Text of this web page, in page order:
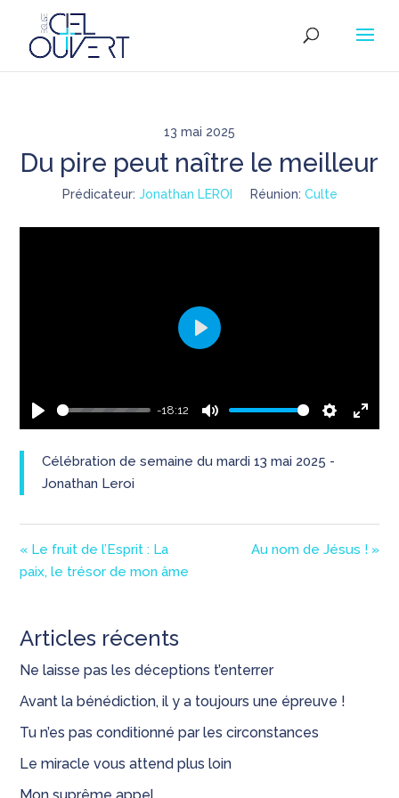
13 mai 2025
Du pire peut naître le meilleur
Prédicateur: Jonathan LEROI Réunion: Culte
Play
-18:12
Mute Settings
Enter
Play
Célébration de semaine du mardi 13 mai 2025 -
Jonathan Leroi
« Le fruit de l’Esprit : La
paix, le trésor de mon âme
Au nom de Jésus ! »
Articles récents
Ne laisse pas les déceptions t’enterrer
Avant la bénédiction, il y a toujours une épreuve !
Tu n’es pas conditionné par les circonstances
Le miracle vous attend plus loin